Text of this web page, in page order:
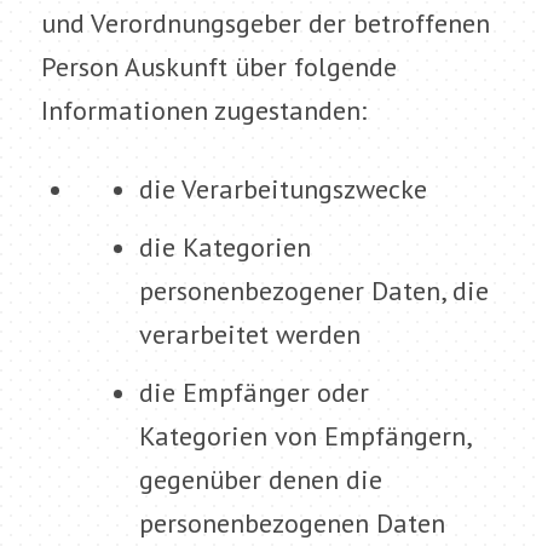
und Verordnungsgeber der betroffenen
Person Auskunft über folgende
Informationen zugestanden:
die Verarbeitungszwecke
die Kategorien
personenbezogener Daten, die
verarbeitet werden
die Empfänger oder
Kategorien von Empfängern,
gegenüber denen die
personenbezogenen Daten